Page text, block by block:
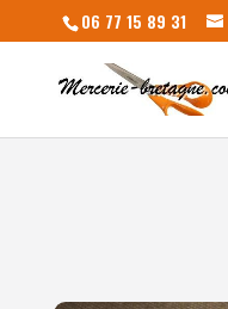
06 77 15 89 31